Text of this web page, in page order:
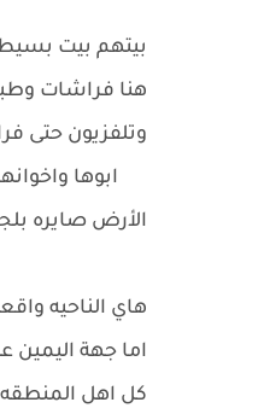
بيتهم بيت
هنا فراشات
وتلفزيون حتى
ابوها
الأرض صايره
هاي الناحيه
اما جهة اليمين
كل اهل